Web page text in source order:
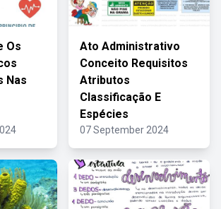
Os
Nas
Ato Administrativo
Conceito Requisitos
Atributos
Classificação E
Espécies
07 September 2024